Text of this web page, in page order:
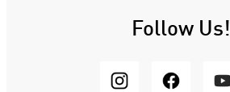
Follow Us!